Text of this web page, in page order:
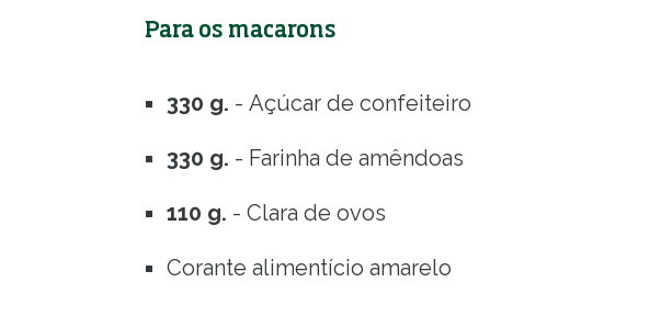
Para os macarons
330 g. - Açúcar de confeiteiro
330 g. - Farinha de amêndoas
110 g. - Clara de ovos
Corante alimentício amarelo